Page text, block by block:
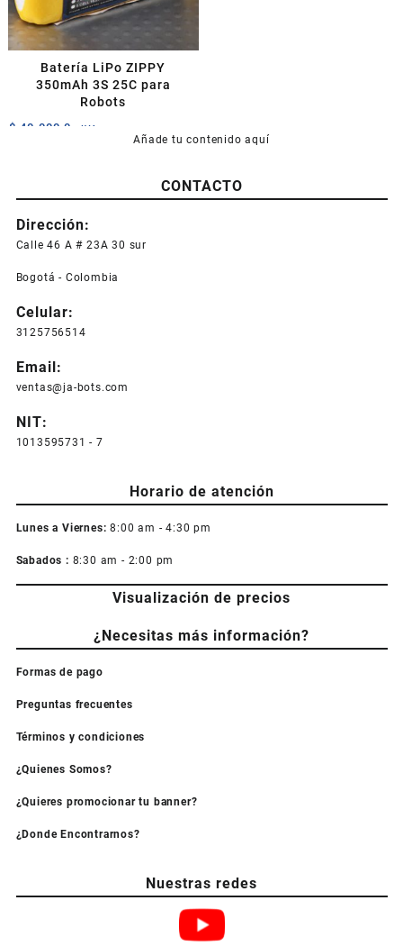
Batería LiPo ZIPPY
350mAh 3S 25C para
Robots
$ 40.000,0 +IVA
Añade tu contenido aquí
CONTACTO
Dirección:
Calle 46 A # 23A 30 sur
Bogotá - Colombia
Celular:
3125756514
Email:
ventas@ja-bots.com
NIT:
1013595731 - 7
Horario de atención
Lunes a Viernes: 8:00 am - 4:30 pm
Sabados : 8:30 am - 2:00 pm
Visualización de precios
¿Necesitas más información?
Formas de pago
Preguntas frecuentes
Términos y condiciones
¿Quienes Somos?
¿Quieres promocionar tu banner?
¿Donde Encontrarnos?
Nuestras redes